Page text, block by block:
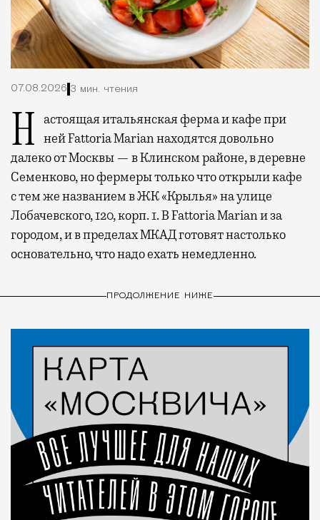
07.08.2026 3 мин. чтения
Настоящая итальянская ферма и кафе при ней Fattoria Marian находятся довольно
далеко от Москвы — в Клинском районе, в деревне
Семенково, но фермеры только что открыли кафе
с тем же названием в ЖК «Крылья» на улице
Лобачевского, 120, корп. 1. В Fattoria Marian и за
городом, и в пределах МКАД готовят настолько
основательно, что надо ехать немедленно.
ПРОДОЛЖЕНИЕ НИЖЕ